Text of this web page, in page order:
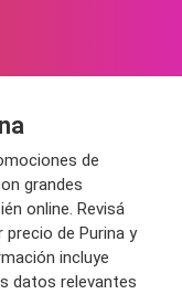
de
grandes
online. Revisá
de Purina y
incluye
datos relevantes